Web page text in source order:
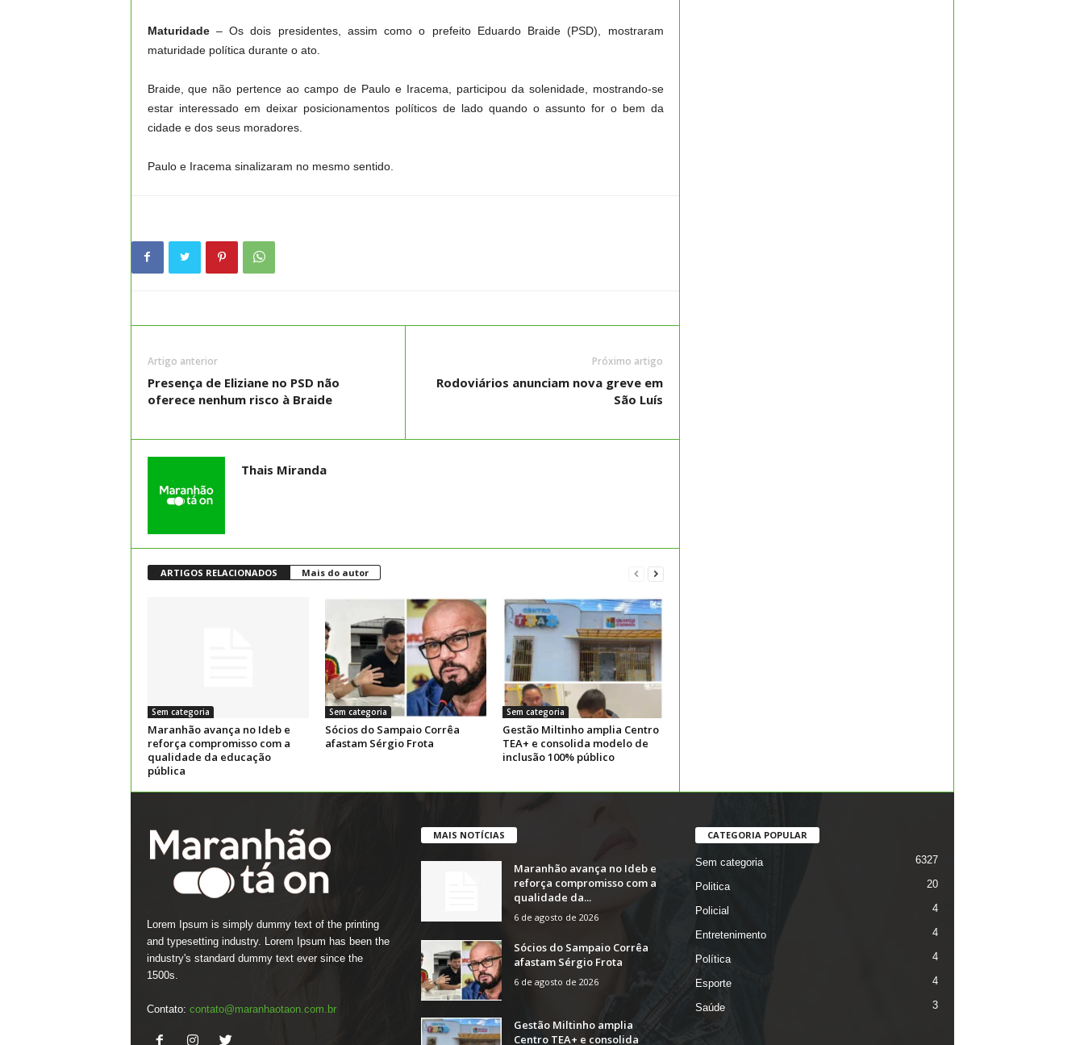
Maturidade– Os dois presidentes, assim como o prefeito Eduardo Braide (PSD), mostraram
maturidade política durante o ato.
Braide, que não pertence ao campo de Paulo e Iracema, participou da solenidade, mostrando-se
estar interessado em deixar posicionamentos políticos de lado quando o assunto for o bem da
cidade e dos seus moradores.
Paulo e Iracema sinalizaram no mesmo sentido.
Artigo anterior
Presença de Eliziane no PSD não
oferece nenhum risco à Braide
Próximo artigo
Rodoviários anunciam nova greve em
São Luís
Thais Miranda
ARTIGOS RELACIONADOS Mais do autor
Sem categoria
Maranhão avança no Ideb e
reforça compromisso com a
qualidade da educação
pública
Sem categoria
Sócios do Sampaio Corrêa
afastam Sérgio Frota
Sem categoria
Gestão Miltinho amplia Centro
TEA+ e consolida modelo de
inclusão 100% público
Lorem Ipsum is simply dummy text of the printing
and typesetting industry. Lorem Ipsum has been the
industry's standard dummy text ever since the
1500s.
Contato: contato@maranhaotaon.com.br
MAIS NOTÍCIAS
Maranhão avança no Ideb e
reforça compromisso com a
qualidade da...
6 de agosto de 2026
Sócios do Sampaio Corrêa
afastam Sérgio Frota
6 de agosto de 2026
Gestão Miltinho amplia
Centro TEA+ e consolida
CATEGORIA POPULAR
Sem categoria 6327
Politica 20
Policial 4
Entretenimento 4
Política 4
Esporte 4
Saúde 3